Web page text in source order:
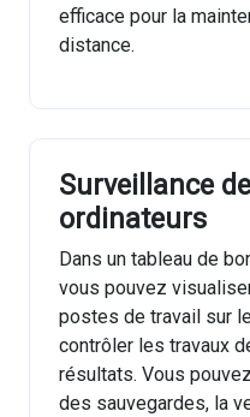
efficace pour la
distance.
Surveillance
ordinateurs
Dans un tableau de
vous pouvez
postes de travail sur
contrôler les travaux
résultats. Vous
des sauvegardes, la